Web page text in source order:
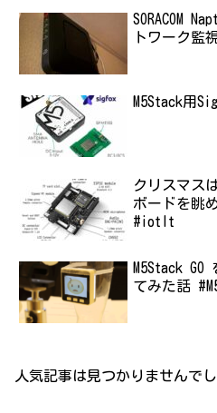
SORACOM
トワーク監視
M5Stack用
クリスマス
ボードを眺
#iotlt
M5Stack
てみた話
人気記事は見つかりませんでし